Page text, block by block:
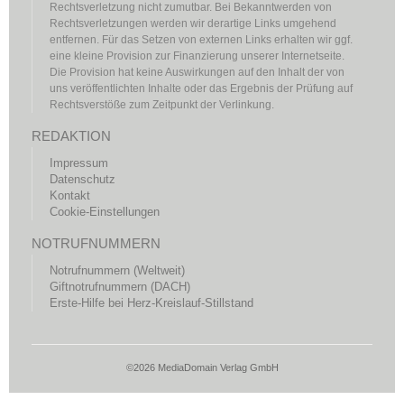
Rechtsverletzung nicht zumutbar. Bei Bekanntwerden von
Rechtsverletzungen werden wir derartige Links umgehend
entfernen. Für das Setzen von externen Links erhalten wir ggf.
eine kleine Provision zur Finanzierung unserer Internetseite.
Die Provision hat keine Auswirkungen auf den Inhalt der von
uns veröffentlichten Inhalte oder das Ergebnis der Prüfung auf
Rechtsverstöße zum Zeitpunkt der Verlinkung.
REDAKTION
Impressum
Datenschutz
Kontakt
Cookie-Einstellungen
NOTRUFNUMMERN
Notrufnummern (Weltweit)
Giftnotrufnummern (DACH)
Erste-Hilfe bei Herz-Kreislauf-Stillstand
©2026 MediaDomain Verlag GmbH